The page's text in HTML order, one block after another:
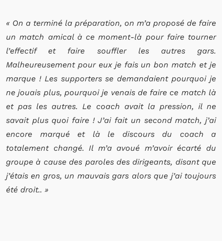
« On a terminé la préparation, on m’a proposé de faire
un match amical à ce moment-là pour faire tourner
l’effectif et faire souffler les autres gars.
Malheureusement pour eux je fais un bon match et je
marque ! Les supporters se demandaient pourquoi je
ne jouais plus, pourquoi je venais de faire ce match là
et pas les autres. Le coach avait la pression, il ne
savait plus quoi faire ! J’ai fait un second match, j’ai
encore marqué et là le discours du coach a
totalement changé. Il m’a avoué m’avoir écarté du
groupe à cause des paroles des dirigeants, disant que
j’étais en gros, un mauvais gars alors que j’ai toujours
été droit.. »